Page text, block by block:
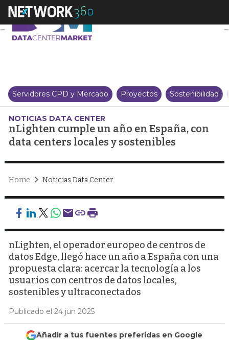
nLighten cumple un año en
Servidores CPD y Mercado Proyectos Sostenibilidad
NOTICIAS DATA CENTER
nLighten cumple un año en España, con
data centers locales y sostenibles
Home Noticias Data Center
nLighten, el operador europeo de centros de
datos Edge, llegó hace un año a España con una
propuesta clara: acercar la tecnología a los
usuarios con centros de datos locales,
sostenibles y ultraconectados
Publicado el 24 jun 2025
Añadir a tus fuentes preferidas en Google